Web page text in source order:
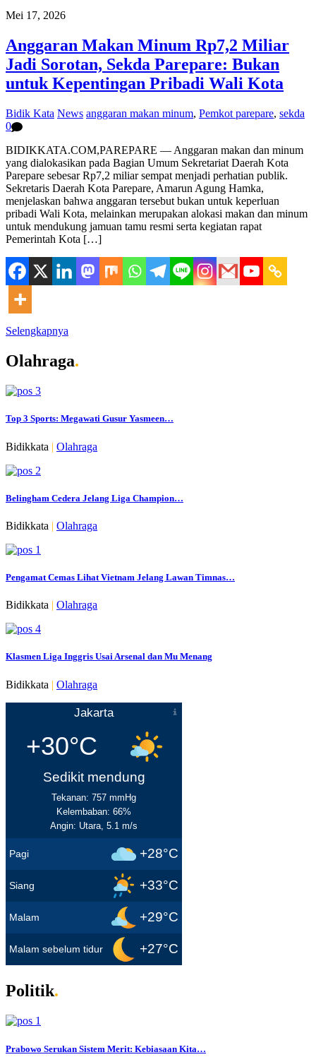
Mei 17, 2026
Anggaran Makan Minum Rp7,2 Miliar
Jadi Sorotan, Sekda Parepare: Bukan
untuk Kepentingan Pribadi Wali Kota
Bidik Kata News anggaran makan minum, Pemkot parepare, sekda
0
BIDIKKATA.COM,PAREPARE — Anggaran makan dan minum
yang dialokasikan pada Bagian Umum Sekretariat Daerah Kota
Parepare sebesar Rp7,2 miliar sempat menjadi perhatian publik.
Sekretaris Daerah Kota Parepare, Amarun Agung Hamka,
menjelaskan bahwa anggaran tersebut bukan untuk keperluan
pribadi Wali Kota, melainkan merupakan alokasi makan dan minum
untuk mendukung jamuan tamu resmi serta kegiatan rapat
Pemerintah Kota […]
Selengkapnya
Olahraga.
Top 3 Sports: Megawati Gusur Yasmeen…
Bidikkata | Olahraga
Belingham Cedera Jelang Liga Champion…
Bidikkata | Olahraga
Pengamat Cemas Lihat Vietnam Jelang Lawan Timnas…
Bidikkata | Olahraga
Klasmen Liga Inggris Usai Arsenal dan Mu Menang
Bidikkata | Olahraga
Jakarta
+30°C
Sedikit mendung
Tekanan: 757 mmHg
Kelembaban: 66%
Angin: Utara, 5.1 m/s
Pagi +28°C
Siang +33°C
Malam +29°C
Malam sebelum tidur +27°C
Politik.
Prabowo Serukan Sistem Merit: Kebiasaan Kita…